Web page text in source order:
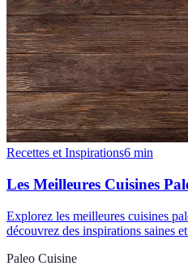
Recettes et Inspirations6 min
Les Meilleures Cuisines
Explorez les meilleures cuisines
découvrez des inspirations saines
Paleo Cuisine